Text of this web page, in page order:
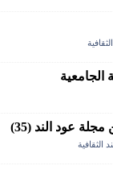
الجامعية
الثقافية